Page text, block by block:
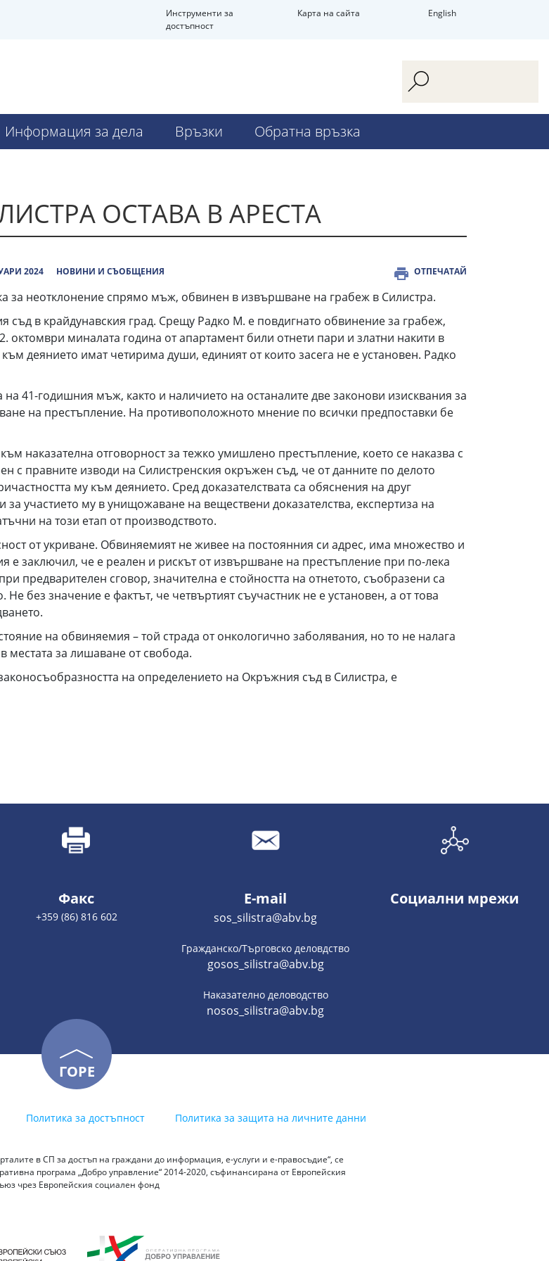
Инструменти за
достъпност
Карта на сайта English
Информация за дела Връзки Обратна връзка
ОСТАВА В АРЕСТА
2024 НОВИНИ И СЪОБЩЕНИЯ ОТПЕЧАТАЙ
за неотклонение спрямо мъж, обвинен в извършване на грабеж в Силистра.
в крайдунавския град. Срещу Радко М. е повдигнато обвинение за грабеж,
октомври миналата година от апартамент били отнети пари и златни накити в
деянието имат четирима души, единият от които засега не е установен. Радко
на 41-годишния мъж, както и наличието на останалите две законови изисквания за
на престъпление. На противоположното мнение по всички предпоставки бе
наказателна отговорност за тежко умишлено престъпление, което се наказва с
с правните изводи на Силистренския окръжен съд, че от данните по делото
му към деянието. Сред доказателствата са обяснения на друг
участието му в унищожаване на веществени доказателства, експертиза на
на този етап от производството.
от укриване. Обвиняемият не живее на постоянния си адрес, има множество и
е заключил, че е реален и рискът от извършване на престъпление при по-лека
предварителен сговор, значителна е стойността на отнетото, съобразени са
без значение е фактът, че четвъртият съучастник не е установен, а от това
на обвиняемия – той страда от онкологично заболявания, но то не налага
местата за лишаване от свобода.
на определението на Окръжния съд в Силистра, е
Факс
+359 (86) 816 602
E-mail
sos_silistra@abv.bg
Гражданско/Търговско деловдство
gosos_silistra@abv.bg
Наказателно деловодство
nosos_silistra@abv.bg
Социални мрежи
ГОРЕ
Политика за достъпност Политика за защита на личните данни
в СП за достъп на граждани до информация, е-услуги и е-правосъдие“, се
програма „Добро управление“ 2014-2020, съфинансирана от Европейския
чрез Европейския социален фонд